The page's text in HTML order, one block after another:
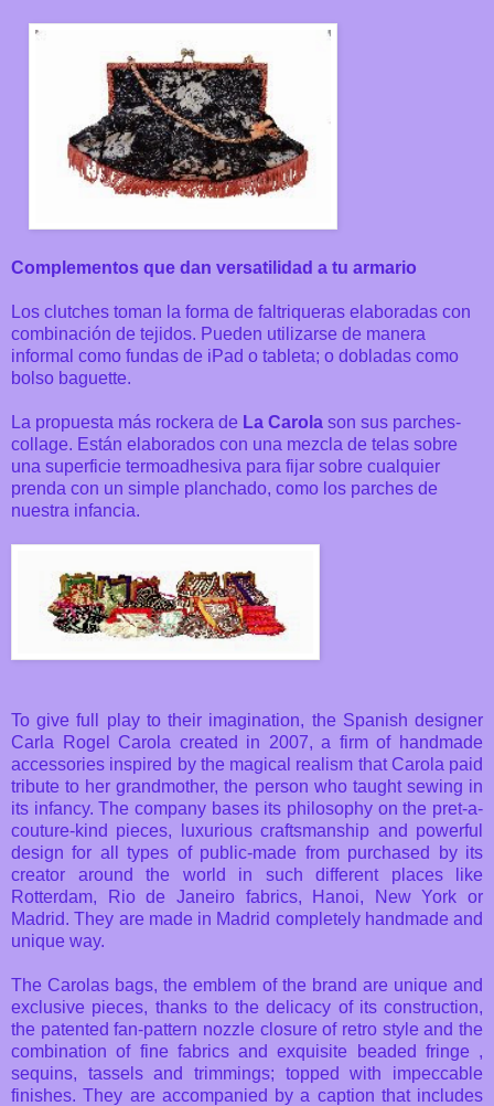
Complementos que dan versatilidad a tu armario
Los clutches toman la forma de faltriqueras elaboradas con
combinación de tejidos. Pueden utilizarse de manera
informal como fundas de iPad o tableta; o dobladas como
bolso baguette.
La propuesta más rockera de La Carola son sus parches-
collage. Están elaborados con una mezcla de telas sobre
una superficie termoadhesiva para fijar sobre cualquier
prenda con un simple planchado, como los parches de
nuestra infancia.
To give full play to their imagination, the Spanish designer
Carla Rogel Carola created in 2007, a firm of handmade
accessories inspired by the magical realism that Carola paid
tribute to her grandmother, the person who taught sewing in
its infancy. The company bases its philosophy on the pret-a-
couture-kind pieces, luxurious craftsmanship and powerful
design for all types of public-made ​​from purchased by its
creator around the world in such different places like
Rotterdam, Rio de Janeiro fabrics, Hanoi, New York or
Madrid. They are made in Madrid completely handmade and
unique way.
The Carolas bags, the emblem of the brand are unique and
exclusive pieces, thanks to the delicacy of its construction,
the patented fan-pattern nozzle closure of retro style and the
combination of fine fabrics and exquisite beaded fringe ,
sequins, tassels and trimmings; topped with impeccable
finishes. They are accompanied by a caption that includes